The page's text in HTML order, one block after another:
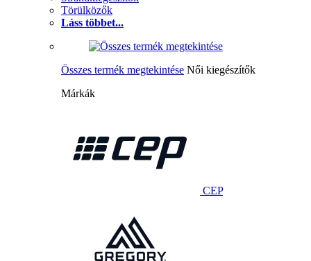
Törülközők
Láss többet...
Összes termék megtekintése Női kiegészítők
Márkák
CEP